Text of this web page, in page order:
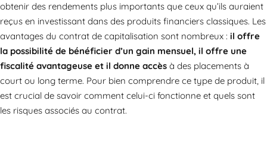
obtenir des rendements plus importants que ceux qu’ils auraient
reçus en investissant dans des produits financiers classiques. Les
avantages du contrat de capitalisation sont nombreux : il offre
la possibilité de bénéficier d’un gain mensuel, il offre une
fiscalité avantageuse et il donne accès à des placements à
court ou long terme. Pour bien comprendre ce type de produit, il
est crucial de savoir comment celui-ci fonctionne et quels sont
les risques associés au contrat.